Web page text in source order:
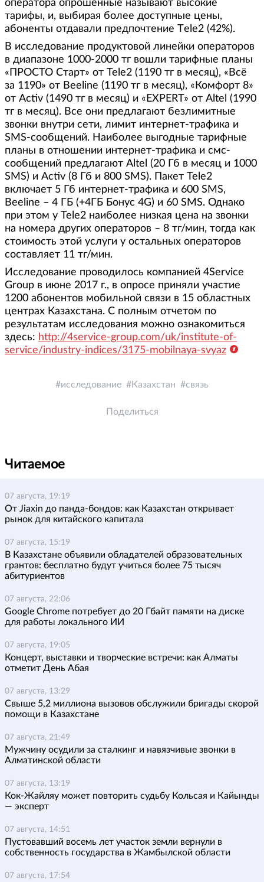
оператора опрошенные называют высокие
тарифы, и, выбирая более доступные цены,
абоненты отдавали предпочтение Тele2 (42%).
В исследование продуктовой линейки операторов
в диапазоне 1000-2000 тг вошли тарифные планы
«ПРОСТО Старт» от Tele2 (1190 тг в месяц), «Всё
за 1190» от Beeline (1190 тг в месяц), «Комфорт 8»
от Activ (1490 тг в месяц) и «EXPERT» от Altel (1990
тг в месяц). Все они предлагают безлимитные
звонки внутри сети, лимит интернет-трафика и
SMS-сообщений. Наиболее выгодные тарифные
планы в отношении интернет-трафика и смс-
сообщений предлагают Altel (20 Гб в месяц и 1000
SMS) и Activ (8 Гб и 800 SMS). Пакет Tele2
включает 5 Гб интернет-трафика и 600 SMS,
Beeline – 4 ГБ (+4ГБ Бонус 4G) и 60 SMS. Однако
при этом у Tele2 наиболее низкая цена на звонки
на номера других операторов – 8 тг/мин, тогда как
стоимость этой услуги у остальных операторов
составляет 11 тг/мин.
Исследование проводилось компанией 4Service
Group в июне 2017 г., в опросе приняли участие
1200 абонентов мобильной связи в 15 областных
центрах Казахстана. С полным отчетом по
результатам исследования можно ознакомиться
здесь: http://4service-group.com/uk/institute-of-
service/industry-indices/3175-mobilnaya-svyaz
исследование Казахстан связь
Поделиться
Читаемое
07 августа, 19:19
От Jiaxin до панда-бондов: как Казахстан открывает
рынок для китайского капитала
07 августа, 15:19
В Казахстане объявили обладателей образовательных
грантов: бесплатно будут учиться более 75 тысяч
абитуриентов
07 августа, 22:06
Google Chrome потребует до 20 Гбайт памяти на диске
для работы локального ИИ
07 августа, 19:05
Концерт, выставки и творческие встречи: как Алматы
отметит День Абая
07 августа, 13:29
Свыше 5,2 миллиона вызовов обслужили бригады скорой
помощи в Казахстане
07 августа, 21:49
Мужчину осудили за сталкинг и навязчивые звонки в
Алматинской области
07 августа, 13:19
Кок-Жайляу может повторить судьбу Кольсая и Кайынды
— эксперт
07 августа, 14:51
Пустовавший восемь лет участок земли вернули в
собственность государства в Жамбылской области
07 августа, 17:54